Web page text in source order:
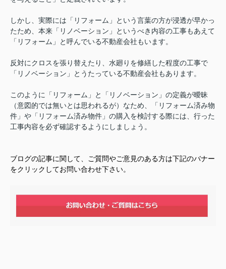
しかし、実際には「リフォーム」という言葉の方が浸透が早かっ
たため、本来「リノベーション」というべき内容の工事もあえて
「リフォーム」と呼んでいる不動産会社もいます。
反対にクロスを張り替えたり、水廻りを修繕した程度の工事で
「リノベーション」とうたっている不動産会社もあります。
このように「リフォーム」と「リノベーション」の定義が曖昧
（意図的では無いとは思われるが）なため、「リフォーム済み物
件」や「リフォーム済み物件」の購入を検討する際には、行った
工事内容を必ず確認するようにしましょう。
ブログの記事に関して、ご質問やご意見のある方は下記のバナー
をクリックしてお問い合わせ下さい。